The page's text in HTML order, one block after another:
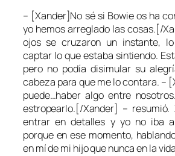
– [Xander]No sé si Bowie os ha
yo hemos arreglado las cosas.[/
ojos se cruzaron un instante,
captar lo que estaba sintiendo.
pero no podía disimular su
cabeza para que me lo contara. –
puede…haber algo entre
estropearlo.[/Xander] – resumió.
entrar en detalles y yo no iba a
porque en ese momento,
en mí de mi hijo que nunca en la